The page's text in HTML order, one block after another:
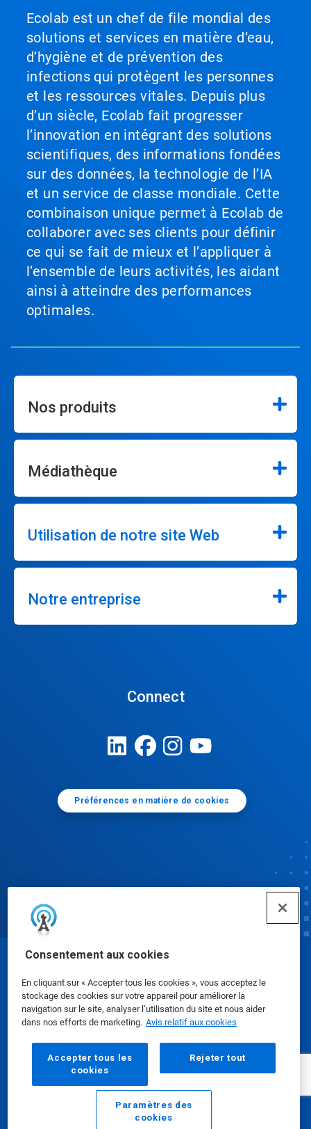
Consentement aux cookies
En cliquant sur « Accepter tous les cookies », vous acceptez le
stockage des cookies sur votre appareil pour améliorer la
navigation sur le site, analyser l’utilisation du site et nous aider
dans nos efforts de marketing. Avis relatif aux cookies
Accepter tous les
cookies
Rejeter tout
Paramètres des
cookies
Ecolab est un chef de file mondial des
solutions et services en matière d’eau,
d’hygiène et de prévention des
infections qui protègent les personnes
et les ressources vitales. Depuis plus
d’un siècle, Ecolab fait progresser
l’innovation en intégrant des solutions
scientifiques, des informations fondées
sur des données, la technologie de l’IA
et un service de classe mondiale. Cette
combinaison unique permet à Ecolab de
collaborer avec ses clients pour définir
ce qui se fait de mieux et l’appliquer à
l’ensemble de leurs activités, les aidant
ainsi à atteindre des performances
optimales.
Nos produits
Médiathèque
Utilisation de notre site Web
Notre entreprise
Connect
Préférences en matière de cookies
Fiches signalétiques|Politique de confidentialité
Modalités d'utilisation